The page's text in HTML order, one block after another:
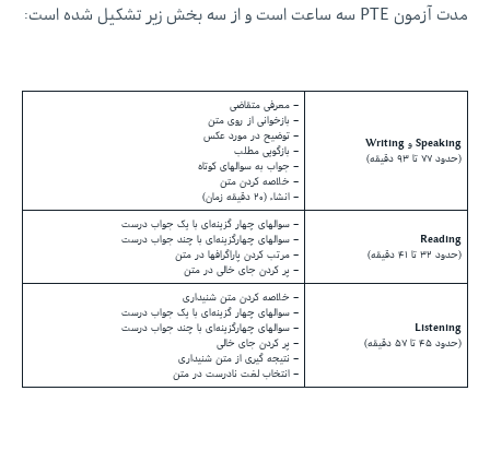
مدت آزمون PTE سه ساعت است و از سه بخش زیر تشکیل شده است:
Speaking و Writing
(حدود ۷۷ تا ۹۳ دقیقه)
– معرفی متقاضی
– بازخوانی از روی متن
– توضیح در مورد عکس
– بازگویی مطلب
– جواب به سوالهای کوتاه
– خلاصه کردن متن
– انشاء (۲۰ دقیقه زمان)
Reading
(حدود ۳۲ تا ۴۱ دقیقه)
– سوالهای چهار گزینه‌ای با یک جواب درست
– سوالهای چهارگزینه‌ای با چند جواب درست
– مرتب کردن پاراگرافها در متن
– پر کردن جای خالی در متن
Listening
(حدود ۴۵ تا ۵۷ دقیقه)
– خلاصه کردن متن شنیداری
– سوالهای چهار گزینه‌ای با یک جواب درست
– سوالهای چهارگزینه‌ای با چند جواب درست
– پر کردن جای خالی
– نتیجه گیری از متن شنیداری
– انتخاب لغت نادرست در متن